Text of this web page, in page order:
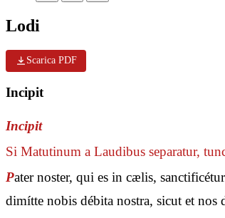
Lodi
Scarica PDF
Incipit
Incipit
Si Matutinum a Laudibus separatur,
Pater noster, qui es in cælis,
dimítte nobis débita nostra, sicut et